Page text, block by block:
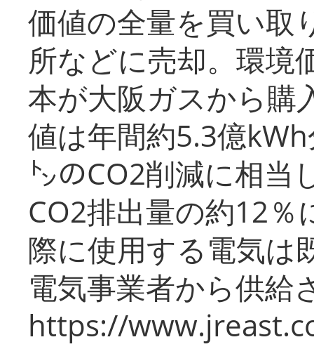
価値の全量を買い取
所などに売却。環境
本が大阪ガスから購
値は年間約5.3億
㌧のCO2削減に相当
CO2排出量の約12％
際に使用する電気は
電気事業者から供給
https://